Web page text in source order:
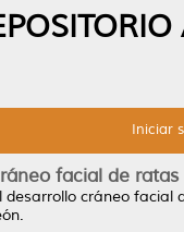
Iniciar
facial de
desarrollo cráneo facial